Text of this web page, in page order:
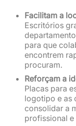
Facilitam a
Escritórios
para que
encontrem
procuram.
Reforçam a
Placas para
logotipo e as
consolidar a
profissional e